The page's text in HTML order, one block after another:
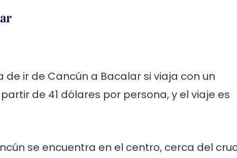
ir de Cancún a Bacalar si viaja con un
de 41 dólares por persona, y el viaje es
se encuentra en el centro, cerca del